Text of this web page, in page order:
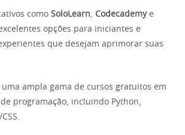
como SoloLearn Codecademy e
opções para iniciantes e
que desejam aprimorar suas
uma ampla gama de cursos gratuitos em
programação, incluindo Python,